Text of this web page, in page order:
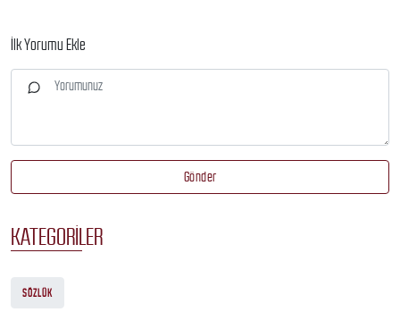
İlk Yorumu Ekle
Gönder
KATEGORILER
SÖZLÜK